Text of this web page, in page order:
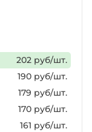
202 руб/шт.
190 руб/шт.
179 руб/шт.
170 руб/шт.
161 руб/шт.